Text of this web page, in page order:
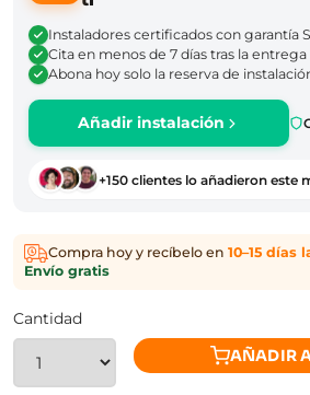
Instaladores certificados con garantía
Cita en menos de 7 días tras la entrega
Abona hoy solo la reserva de
Añadir instalación
+150 clientes lo añadieron este
Compra hoy y recíbelo en 10–15 días
Envío gratis
Cantidad
AÑADIR